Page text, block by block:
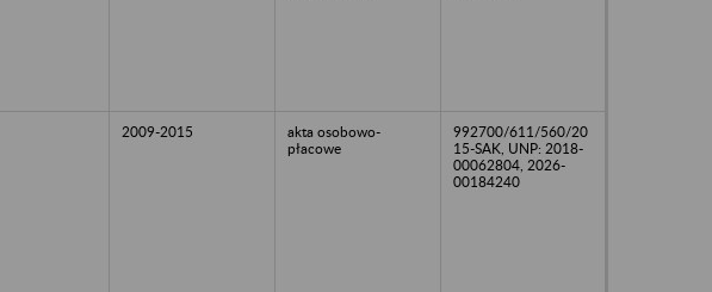
2009-2015
akta osobowo-
płacowe
992700/611/560/20
15-SAK, UNP: 2018-
00062804, 2026-
00184240